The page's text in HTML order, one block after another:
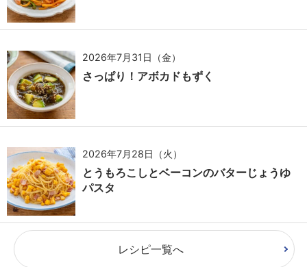
2026年7月31日（金）
さっぱり！アボカドもずく
2026年7月28日（火）
とうもろこしとベーコンのバターじょうゆ
パスタ
レシピ一覧へ